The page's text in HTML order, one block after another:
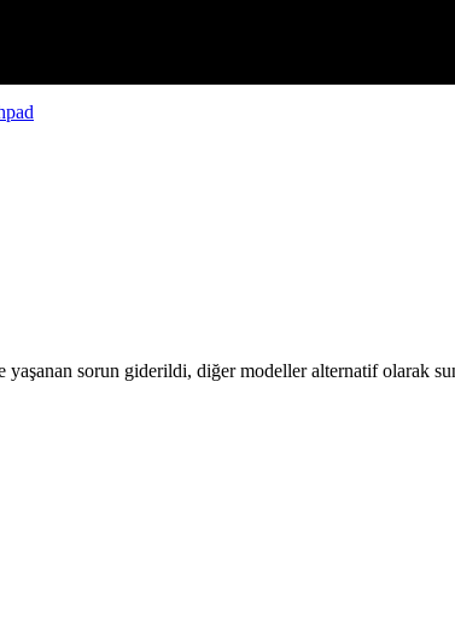
sorun giderildi, diğer modeller alternatif olarak